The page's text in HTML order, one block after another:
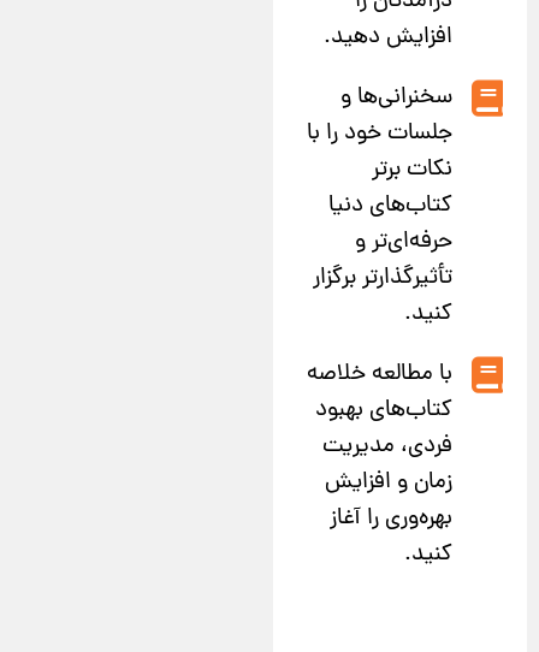
افزایش دهید.
سخنرانی‌ها و
جلسات خود را با
نکات برتر
کتاب‌های دنیا
حرفه‌ای‌تر و
تأثیرگذارتر برگزار
کنید.
با مطالعه خلاصه
کتاب‌های بهبود
فردی، مدیریت
زمان و افزایش
بهره‌وری را آغاز
کنید.